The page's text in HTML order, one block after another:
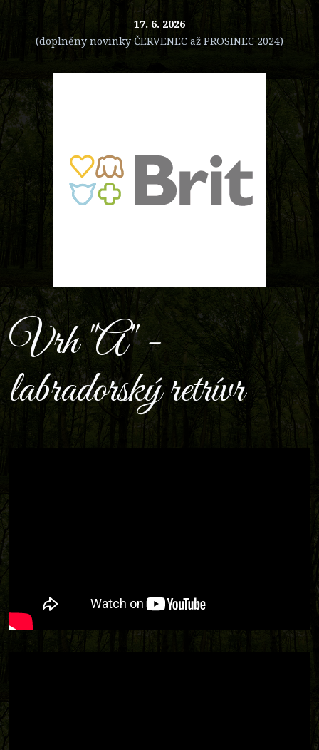
17. 6. 2026
(doplněny novinky ČERVENEC až PROSINEC 2024)
Vrh "A" -
labradorský retrívr